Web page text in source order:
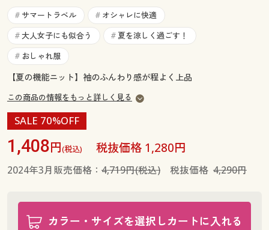
サポート
ご利用ガイド
よくある質問とお問い合わせ
よくある質問とお問い合わせ
# サマートラベル # オシャレに快適
# 大人女子にも似合う # 夏を涼しく過ごす！
# おしゃれ服
【夏の機能ニット】袖のふんわり感が程よく上品
この商品の情報をもっと詳しく見る
SALE 70%OFF
1,408円(税込) 税抜価格 1,280円
2024年3月販売価格： 4,719円(税込)税抜価格 4,290円
カラー・サイズを選択しカートに入れる